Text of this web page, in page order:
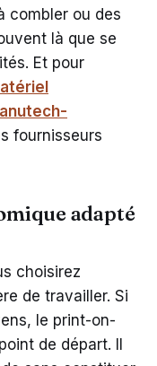
combler ou des
là que se
Et pour
fournisseurs
adapté
choisirez
de travailler. Si
le print-on-
de départ. Il